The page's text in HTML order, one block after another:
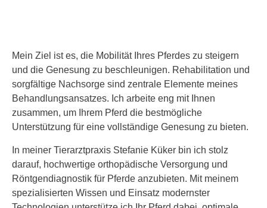
Mein Ziel ist es, die Mobilität Ihres Pferdes zu steigern
und die Genesung zu beschleunigen. Rehabilitation und
sorgfältige Nachsorge sind zentrale Elemente meines
Behandlungsansatzes. Ich arbeite eng mit Ihnen
zusammen, um Ihrem Pferd die bestmögliche
Unterstützung für eine vollständige Genesung zu bieten.
In meiner Tierarztpraxis Stefanie Küker bin ich stolz
darauf, hochwertige orthopädische Versorgung und
Röntgendiagnostik für Pferde anzubieten. Mit meinem
spezialisierten Wissen und Einsatz modernster